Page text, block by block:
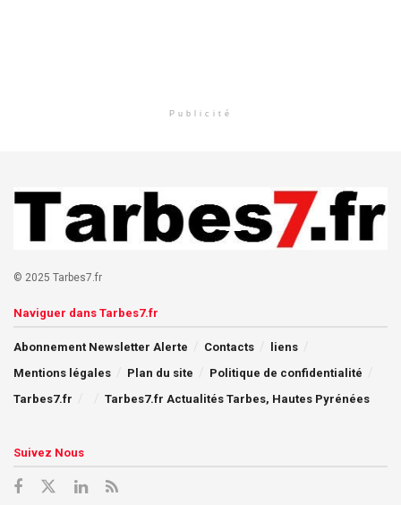
Publicité
© 2025 Tarbes7.fr
Naviguer dans Tarbes7.fr
Abonnement Newsletter Alerte Contacts
liens
Mentions légales
Plan du site
Politique de confidentialité
Tarbes7.fr
Tarbes7.fr Actualités Tarbes, Hautes Pyrénées
Suivez Nous